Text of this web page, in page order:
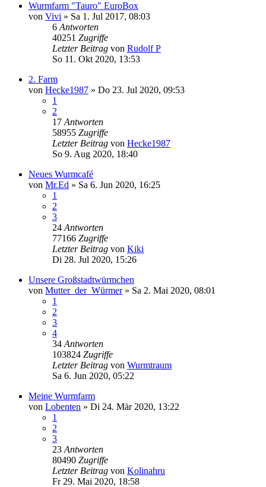
Wurmfarm "Tauro" EuroBox
von Vivi » Sa 1. Jul 2017, 08:03
6 Antworten
40251 Zugriffe
Letzter Beitrag von Rudolf P
So 11. Okt 2020, 13:53
2. Farm
von Hecke1987 » Do 23. Jul 2020, 09:53
1
2
17 Antworten
58955 Zugriffe
Letzter Beitrag von Hecke1987
So 9. Aug 2020, 18:40
Neues Wurmcafé
von Mr.Ed » Sa 6. Jun 2020, 16:25
1
2
3
24 Antworten
77166 Zugriffe
Letzter Beitrag von Kiki
Di 28. Jul 2020, 15:26
Unsere Großstadtwürmchen
von Mutter_der_Würmer» Sa 2. Mai 2020, 08:01
1
2
3
4
34 Antworten
103824 Zugriffe
Letzter Beitrag von Wurmtraum
Sa 6. Jun 2020, 05:22
Meine Wurmfarm
von Lobenten » Di 24. Mär 2020, 13:22
1
2
3
23 Antworten
80490 Zugriffe
Letzter Beitrag von Kolinahru
Fr 29. Mai 2020, 18:58